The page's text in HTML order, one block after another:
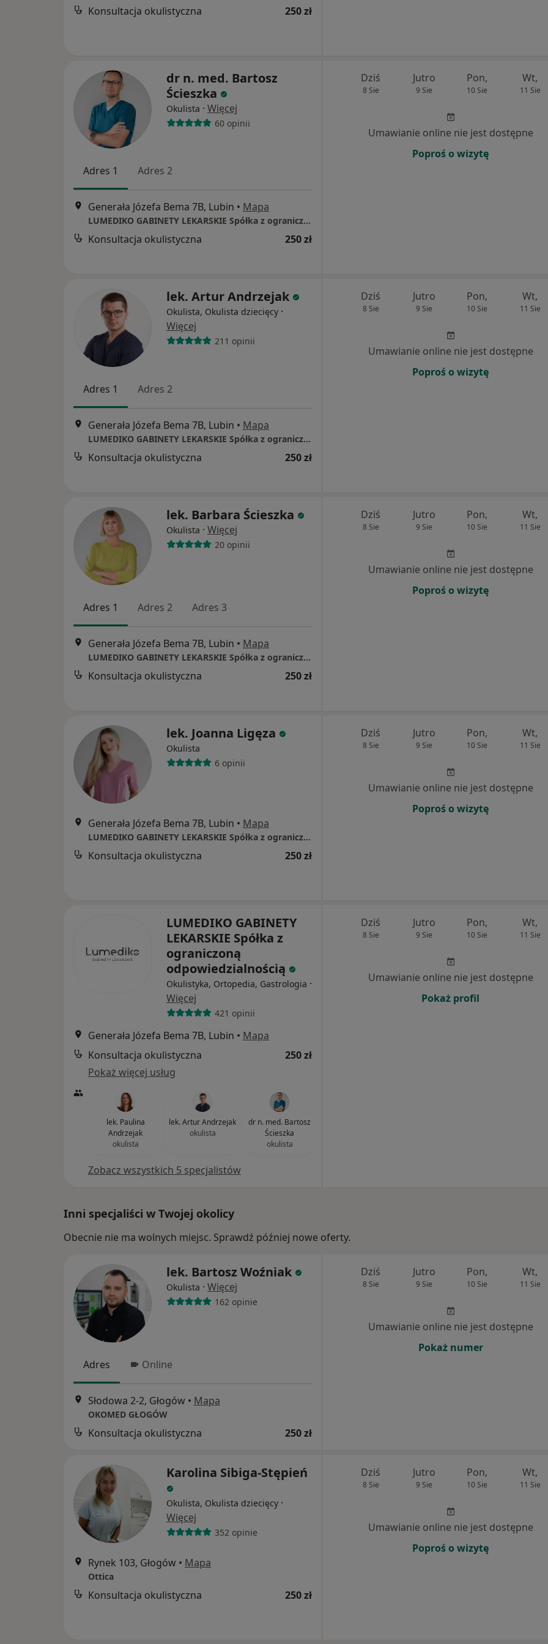
Konsultacja okulistyczna 250 zł
dr n. med. Bartosz
Ścieszka
Okulista · Więcej
60 opinii
Adres 1 Adres 2
Generała Józefa Bema 7B, Lubin • Mapa
LUMEDIKO GABINETY LEKARSKIE Spółka z ograniczoną odpowiedzialnością
Konsultacja okulistyczna 250 zł
Dziś
8 Sie
Jutro
9 Sie
Pon,
10 Sie
Wt,
11 Sie
Umawianie online nie jest dostępne
Poproś o wizytę
lek. Artur Andrzejak
Okulista, Okulista dziecięcy ·
Więcej
211 opinii
Adres 1 Adres 2
Generała Józefa Bema 7B, Lubin • Mapa
LUMEDIKO GABINETY LEKARSKIE Spółka z ograniczoną odpowiedzialnością
Konsultacja okulistyczna 250 zł
Dziś
8 Sie
Jutro
9 Sie
Pon,
10 Sie
Wt,
11 Sie
Umawianie online nie jest dostępne
Poproś o wizytę
lek. Barbara Ścieszka
Okulista · Więcej
20 opinii
Adres 1 Adres 2 Adres 3
Generała Józefa Bema 7B, Lubin • Mapa
LUMEDIKO GABINETY LEKARSKIE Spółka z ograniczoną odpowiedzialnością
Konsultacja okulistyczna 250 zł
Dziś
8 Sie
Jutro
9 Sie
Pon,
10 Sie
Wt,
11 Sie
Umawianie online nie jest dostępne
Poproś o wizytę
lek. Joanna Ligęza
Okulista
6 opinii
Generała Józefa Bema 7B, Lubin • Mapa
LUMEDIKO GABINETY LEKARSKIE Spółka z ograniczoną odpowiedzialnością
Konsultacja okulistyczna 250 zł
Dziś
8 Sie
Jutro
9 Sie
Pon,
10 Sie
Wt,
11 Sie
Umawianie online nie jest dostępne
Poproś o wizytę
LUMEDIKO GABINETY
LEKARSKIE Spółka z
ograniczoną
odpowiedzialnością
Okulistyka, Ortopedia, Gastrologia ·
Więcej
421 opinii
Generała Józefa Bema 7B, Lubin • Mapa
Konsultacja okulistyczna
250 zł
Pokaż więcej usług
lek. Paulina
Andrzejak
okulista
lek. Artur Andrzejak
okulista
dr n. med. Bartosz
Ścieszka
okulista
Zobacz wszystkich 5 specjalistów
Dziś
8 Sie
Jutro
9 Sie
Pon,
10 Sie
Wt,
11 Sie
Umawianie online nie jest dostępne
Pokaż profil
Inni specjaliści w Twojej okolicy
Obecnie nie ma wolnych miejsc. Sprawdź później nowe oferty.
lek. Bartosz Woźniak
Okulista · Więcej
162 opinie
Adres Online
Słodowa 2-2, Głogów • Mapa
OKOMED GŁOGÓW
Konsultacja okulistyczna 250 zł
Dziś
8 Sie
Jutro
9 Sie
Pon,
10 Sie
Wt,
11 Sie
Umawianie online nie jest dostępne
Pokaż numer
Karolina Sibiga-Stępień
Okulista, Okulista dziecięcy ·
Więcej
352 opinie
Rynek 103, Głogów • Mapa
Ottica
Konsultacja okulistyczna 250 zł
Dziś
8 Sie
Jutro
9 Sie
Pon,
10 Sie
Wt,
11 Sie
Umawianie online nie jest dostępne
Poproś o wizytę